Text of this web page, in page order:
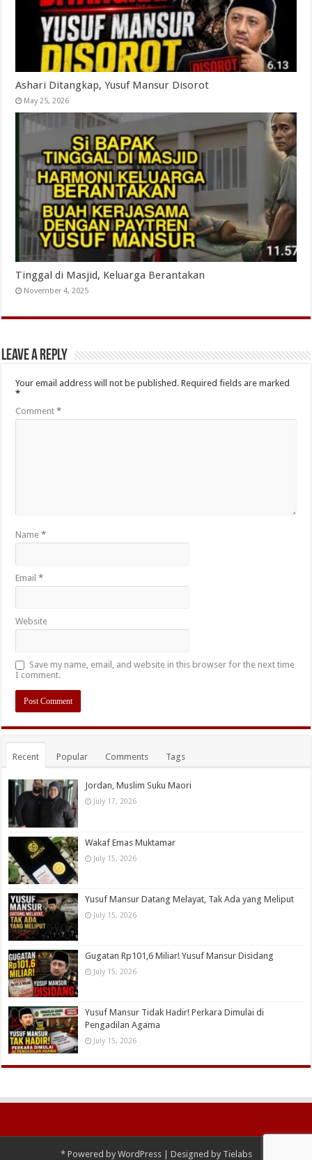
Ashari Ditangkap, Yusuf Mansur Disorot
May 25, 2026
Tinggal di Masjid, Keluarga Berantakan
November 4, 2025
Leave a Reply
Your email address will not be published. Required fields are marked
*
Comment*
Name*
Email*
Website
Save my name, email, and website in this browser for the next time
I comment.
Recent Popular Comments Tags
Jordan, Muslim Suku Maori
July 17, 2026
Wakaf Emas Muktamar
July 15, 2026
Yusuf Mansur Datang Melayat, Tak Ada yang Meliput
July 15, 2026
Gugatan Rp101,6 Miliar! Yusuf Mansur Disidang
July 15, 2026
Yusuf Mansur Tidak Hadir! Perkara Dimulai di
Pengadilan Agama
July 15, 2026
*Powered by WordPress| Designed by Tielabs